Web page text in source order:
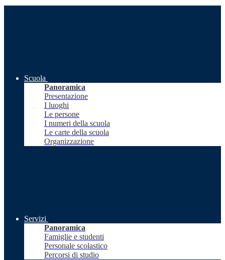
Scuola
Panoramica
Presentazione
I luoghi
Le persone
I numeri della scuola
Le carte della scuola
Organizzazione
Servizi
Panoramica
Famiglie e studenti
Personale scolastico
Percorsi di studio